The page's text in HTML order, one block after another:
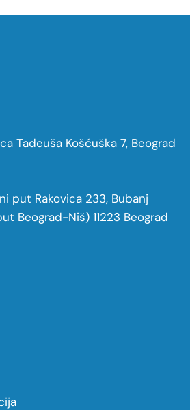
Tadeuša Košćuška 7, Beograd
put Rakovica 233, Bubanj
Beograd-Niš) 11223 Beograd